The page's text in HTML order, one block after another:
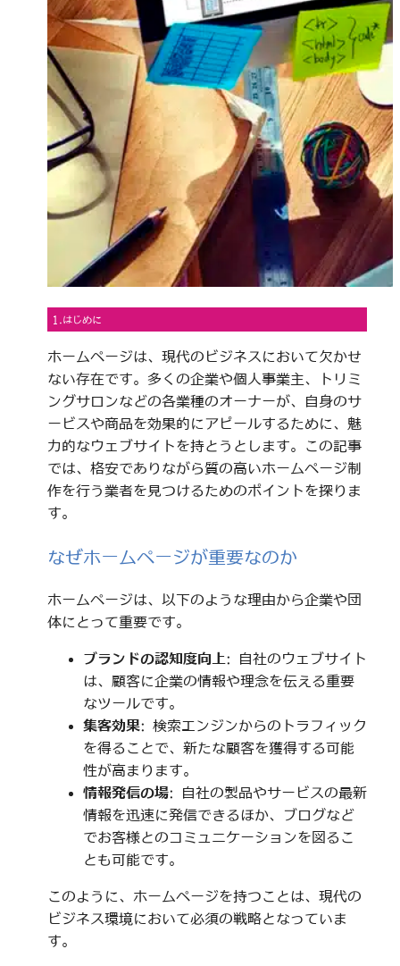
1.はじめに
ホームページは、現代のビジネスにおいて欠かせ
ない存在です。多くの企業や個人事業主、トリミ
ングサロンなどの各業種のオーナーが、自身のサ
ービスや商品を効果的にアピールするために、魅
力的なウェブサイトを持とうとします。この記事
では、格安でありながら質の高いホームページ制
作を行う業者を見つけるためのポイントを探りま
す。
なぜホームページが重要なのか
ホームページは、以下のような理由から企業や団
体にとって重要です。
ブランドの認知度向上: 自社のウェブサイト
は、顧客に企業の情報や理念を伝える重要
なツールです。
集客効果: 検索エンジンからのトラフィック
を得ることで、新たな顧客を獲得する可能
性が高まります。
情報発信の場: 自社の製品やサービスの最新
情報を迅速に発信できるほか、ブログなど
でお客様とのコミュニケーションを図るこ
とも可能です。
このように、ホームページを持つことは、現代の
ビジネス環境において必須の戦略となっていま
す。